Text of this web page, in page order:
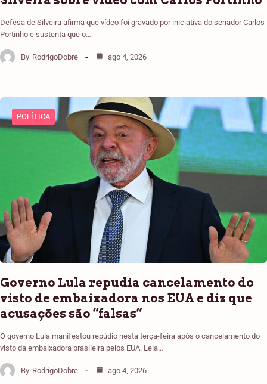
Defesa de Silveira afirma que vídeo foi gravado por iniciativa do senador Carlos
Portinho e sustenta que o…
By RodrigoDobre ago 4, 2026
POLÍTICA
Governo Lula repudia cancelamento do
visto de embaixadora nos EUA e diz que
acusações são “falsas”
O governo Lula manifestou repúdio nesta terça-feira após o cancelamento do
visto da embaixadora brasileira pelos EUA. Leia…
By RodrigoDobre ago 4, 2026